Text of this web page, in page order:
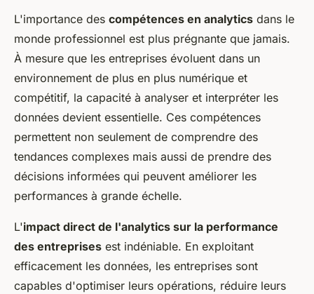
L'importance des compétences en analytics dans le
monde professionnel est plus prégnante que jamais.
À mesure que les entreprises évoluent dans un
environnement de plus en plus numérique et
compétitif, la capacité à analyser et interpréter les
données devient essentielle. Ces compétences
permettent non seulement de comprendre des
tendances complexes mais aussi de prendre des
décisions informées qui peuvent améliorer les
performances à grande échelle.
L'impact direct de l'analytics sur la performance
des entreprises est indéniable. En exploitant
efficacement les données, les entreprises sont
capables d'optimiser leurs opérations, réduire leurs